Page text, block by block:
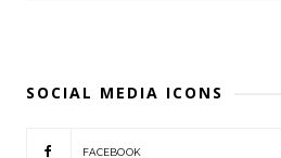
SOCIAL MEDIA ICONS
FACEBOOK